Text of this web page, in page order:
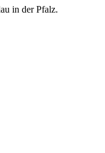
in Landau in